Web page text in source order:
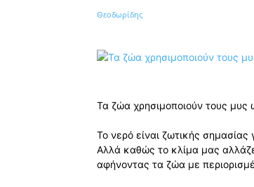
Κοινοποίηση
Τα ζώα χρησιμοποιούν τους
Το νερό είναι ζωτικής
Αλλά καθώς το κλίμα μας
αφήνοντας τα ζώα με